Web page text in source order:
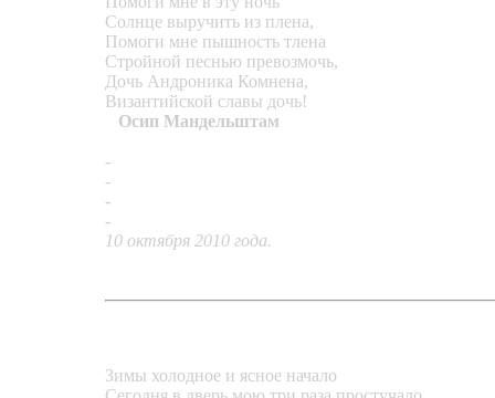
Солнце выручить из плена,
Помоги мне пышность тлена
Стройной песнью превозмочь,
Дочь Андроника Комнена,
Византийской славы дочь!
Осип Мандельштам
-
-
-
-
10 октября 2010 года.
Зимы холодное и ясное начало